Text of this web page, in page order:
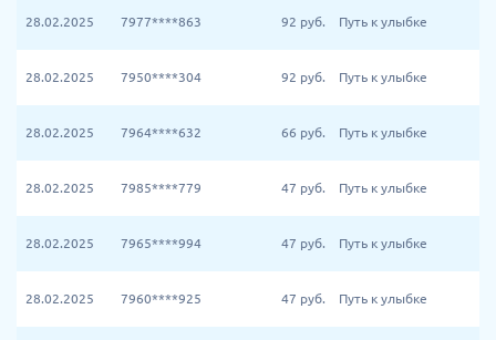
28.02.2025 7977****863 92 руб. Путь к улыбке
28.02.2025 7950****304 92 руб. Путь к улыбке
28.02.2025 7964****632 66 руб. Путь к улыбке
28.02.2025 7985****779 47 руб. Путь к улыбке
28.02.2025 7965****994 47 руб. Путь к улыбке
28.02.2025 7960****925 47 руб. Путь к улыбке